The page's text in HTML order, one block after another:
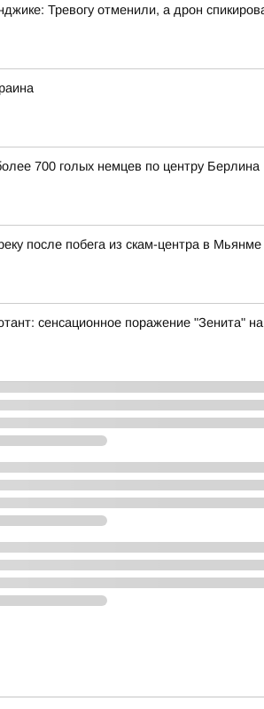
Тревогу отменили, а дрон
700 голых немцев по центру Берлина
после побега из скам-центра в Мьянме
сенсационное поражение "Зенита"